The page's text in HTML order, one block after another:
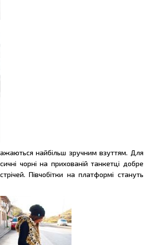
найбільш зручним взуттям. Для
чорні на прихованій танкетці добре
Півчобітки на платформі стануть